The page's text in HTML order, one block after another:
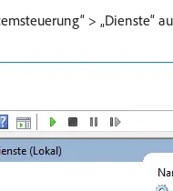
> „Dienste“